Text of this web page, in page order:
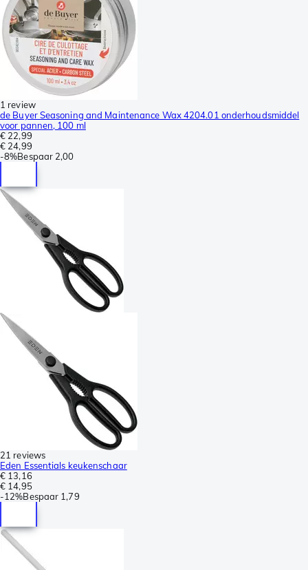
1 review
de Buyer Seasoning and Maintenance Wax 4204.01 onderhoudsmiddel
voor pannen, 100 ml
€ 22,99
€ 24,99
-8%Bespaar 2,00
21 reviews
Eden Essentials keukenschaar
€ 13,16
€ 14,95
-12%Bespaar 1,79